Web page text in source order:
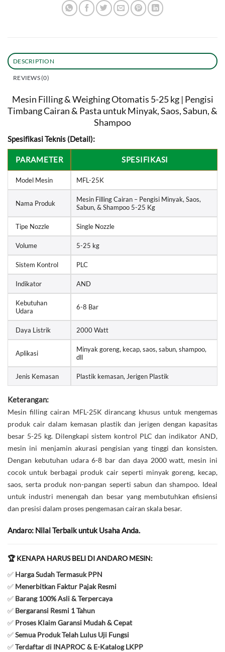
DESCRIPTION
REVIEWS (0)
Mesin Filling & Weighing Otomatis 5-25 kg | Pengisi
Timbang Cairan & Pasta untuk Minyak, Saos, Sabun, &
Shampoo
Spesifikasi Teknis (Detail):
PARAMETER SPESIFIKASI
Model Mesin MFL-25K
Nama Produk
Mesin Filling Cairan – Pengisi Minyak, Saos,
Sabun, & Shampoo 5-25 Kg
Tipe Nozzle Single Nozzle
Volume 5-25 kg
Sistem Kontrol PLC
Indikator AND
Kebutuhan
Udara
6-8 Bar
Daya Listrik 2000 Watt
Aplikasi
Minyak goreng, kecap, saos, sabun, shampoo,
dll
Jenis Kemasan Plastik kemasan, Jerigen Plastik
Keterangan:
Mesin filling cairan MFL-25K dirancang khusus untuk mengemas
produk cair dalam kemasan plastik dan jerigen dengan kapasitas
besar 5-25 kg. Dilengkapi sistem kontrol PLC dan indikator AND,
mesin ini menjamin akurasi pengisian yang tinggi dan konsisten.
Dengan kebutuhan udara 6-8 bar dan daya 2000 watt, mesin ini
cocok untuk berbagai produk cair seperti minyak goreng, kecap,
saos, serta produk non-pangan seperti sabun dan shampoo. Ideal
untuk industri menengah dan besar yang membutuhkan efisiensi
dan presisi dalam proses pengemasan cairan skala besar.
Andaro: Nilai Terbaik untuk Usaha Anda.
🏆 KENAPA HARUS BELI DI ANDARO MESIN:
✅ Harga Sudah Termasuk PPN
✅ Menerbitkan Faktur Pajak Resmi
✅ Barang 100% Asli & Terpercaya
✅ Bergaransi Resmi 1 Tahun
✅ Proses Klaim Garansi Mudah & Cepat
✅Semua Produk Telah Lulus Uji Fungsi
✅Terdaftar di INAPROC & E-Katalog LKPP